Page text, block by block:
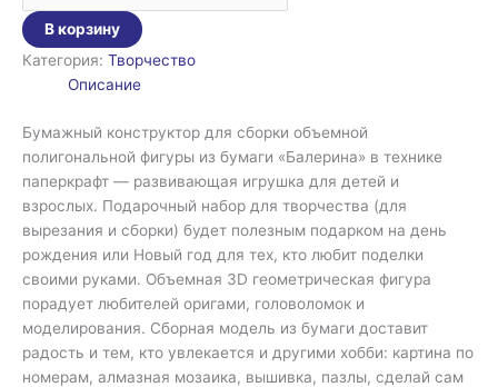
В корзину
Категория: Творчество
Описание
Бумажный конструктор для сборки объемной
полигональной фигуры из бумаги «Балерина» в технике
паперкрафт — развивающая игрушка для детей и
взрослых. Подарочный набор для творчества (для
вырезания и сборки) будет полезным подарком на день
рождения или Новый год для тех, кто любит поделки
своими руками. Объемная 3D геометрическая фигура
порадует любителей оригами, головоломок и
моделирования. Сборная модель из бумаги доставит
радость и тем, кто увлекается и другими хобби: картина по
номерам, алмазная мозаика, вышивка, пазлы, сделай сам